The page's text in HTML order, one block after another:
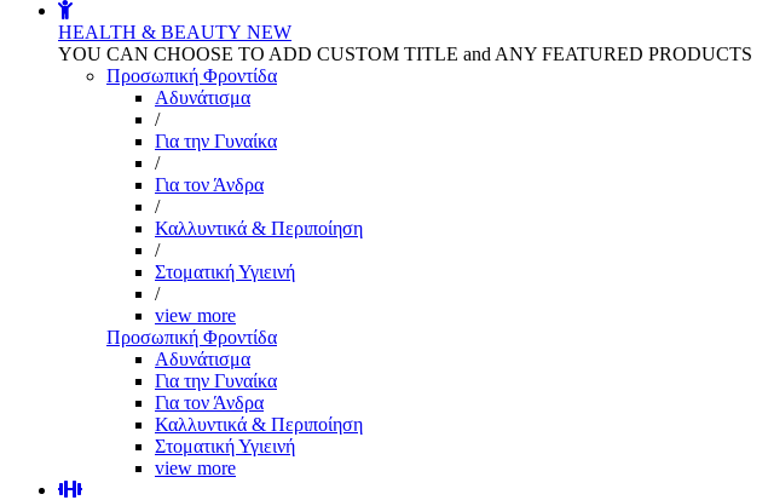
HEALTH & BEAUTY NEW
YOU CAN CHOOSE TO ADD CUSTOM TITLE and ANY FEATURED PRODUCTS
Προσωπική Φροντίδα
Αδυνάτισμα
/
Για την Γυναίκα
/
Για τον Άνδρα
/
Καλλυντικά & Περιποίηση
/
Στοματική Υγιεινή
/
view more
Προσωπική Φροντίδα
Αδυνάτισμα
Για την Γυναίκα
Για τον Άνδρα
Καλλυντικά & Περιποίηση
Στοματική Υγιεινή
view more